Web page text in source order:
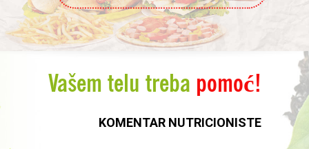
Vašem telu treba pomoć!
KOMENTAR NUTRICIONISTE